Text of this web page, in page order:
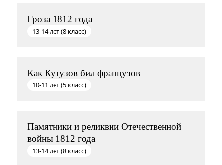
Гроза 1812 года
13-14 лет (8 класс)
Как Кутузов бил французов
10-11 лет (5 класс)
Памятники и реликвии Отечественной
войны 1812 года
13-14 лет (8 класс)